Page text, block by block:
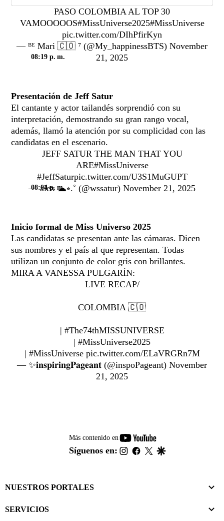
PASO COLOMBIA AL TOP 30
VAMOOOOOS#MissUniverse2025#MissUniverse
pic.twitter.com/DIhPfirKyn
— ᴮᴱ Mari 🇨🇴 ⁷ (@My_happinessBTS) November
21, 2025
08:19 p. m.
Presentación de Jeff Satur
El cantante y actor tailandés sorprendió con su
interpretación, demostrando su gran rango vocal,
además, llamó la atención por su complicidad con las
candidatas en el escenario.
JEFF SATUR THE MAN THAT YOU
ARE#MissUniverse
#JeffSaturpic.twitter.com/U3S1MuGUPT
— alex ☁︎⭒.˚ (@wssatur) November 21, 2025
08:04 p. m.
Inicio formal de Miss Universo 2025
Las candidatas se presentan ante las cámaras. Dicen
sus nombres y el país al que representan. Todas
utilizan un conjunto de color gris con brillantes.
MIRA A VANESSA PULGARÍN:
LIVE RECAP/
COLOMBIA 🇨🇴
| #The74thMISSUNIVERSE
| #MissUniverse2025
| #MissUniverse pic.twitter.com/ELaVRGRn7M
— ✨𝐢𝐧𝐬𝐩𝐢𝐫𝐢𝐧𝐠𝐏𝐚𝐠𝐞𝐚𝐧𝐭 (@inspoPageant) November
21, 2025
Más contenido en
youtube-
footer
Síguenos en: instagram
facebook
twitter
NUESTROS PORTALES
SERVICIOS